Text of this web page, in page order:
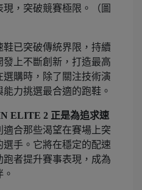
，突破競賽極限。（圖
已突破傳統界限，持續
上不斷創新，打造最高
購時，除了關注技術演
力挑選最合適的跑鞋。
ELITE 2 正是為追求速
適合那些渴望在賽場上突
手。它將在穩定的配速
者提升賽事表現，成為